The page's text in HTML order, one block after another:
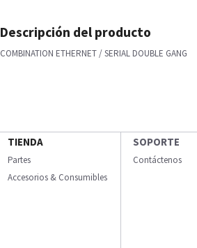
Descripción del producto
COMBINATION ETHERNET / SERIAL DOUBLE GANG
TIENDA
Partes
Accesorios & Consumibles
SOPORTE
Contáctenos